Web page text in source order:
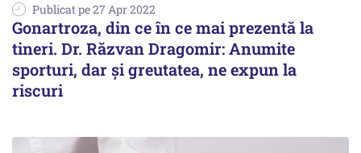
Publicat pe 27 Apr 2022
Gonartroza, din ce în ce mai prezentă la
tineri. Dr. Răzvan Dragomir: Anumite
sporturi, dar şi greutatea, ne expun la
riscuri